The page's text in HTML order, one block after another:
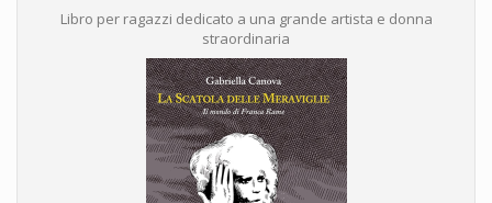
Libro per ragazzi dedicato a una grande artista e donna
straordinaria